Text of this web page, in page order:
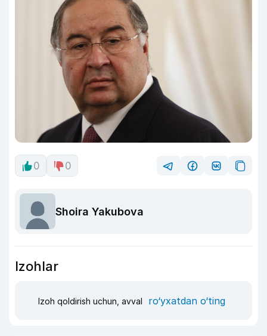
0 0
Shoira Yakubova
Izohlar
Izoh qoldirish uchun, avval ro‘yxatdan o‘ting